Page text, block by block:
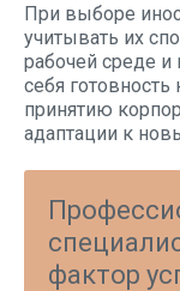
При выборе
учитывать их
рабочей среде и
себя
принятию
адаптации к
фактор